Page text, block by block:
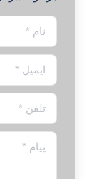
نام *
ایمیل *
تلفن *
پیام *